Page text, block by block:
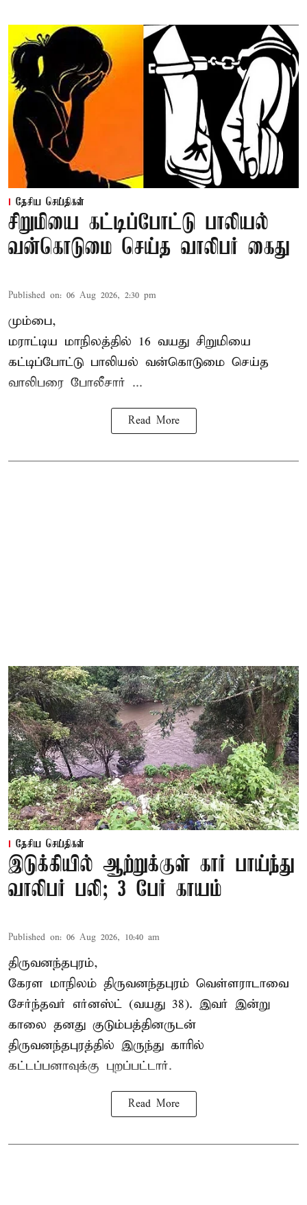
தேசிய செய்திகள்
சிறுமியை கட்டிப்போட்டு பாலியல்
வன்கொடுமை செய்த வாலிபர் கைது
Published on: 06 Aug 2026, 2:30 pm
மும்பை,
மராட்டிய மாநிலத்தில் 16 வயது சிறுமியை
கட்டிப்போட்டு பாலியல் வன்கொடுமை செய்த
வாலிபரை போலீசார் ...
Read More
தேசிய செய்திகள்
இடுக்கியில் ஆற்றுக்குள் கார் பாய்ந்து
வாலிபர் பலி; 3 பேர் காயம்
Published on: 06 Aug 2026, 10:40 am
திருவனந்தபுரம்,
கேரள மாநிலம் திருவனந்தபுரம் வெள்ளராடாவை
சேர்ந்தவர் எர்னஸ்ட் (வயது 38). இவர் இன்று
காலை தனது குடும்பத்தினருடன்
திருவனந்தபுரத்தில் இருந்து காரில்
கட்டப்பனாவுக்கு புறப்பட்டார்.
Read More